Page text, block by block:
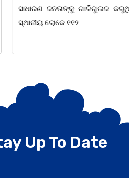
ସାଧାରଣ ଜନତାଙ୍କୁ ଗାଳିଗୁଲଜ
ସ୍ଥାନୀୟ ଲୋକେ ୧୧୨
Up To Date